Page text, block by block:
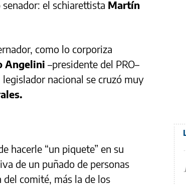
el schiarettista Martín
como lo corporiza
Angelini –presidente del PRO–
nacional se cruzó muy
hacerle “un piquete” en su
de un puñado de personas
comité, más la de los